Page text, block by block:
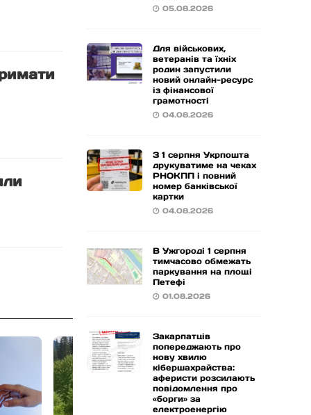
на
05.08.2026
Для військових,
ветеранів та їхніх
родин запустили
новий онлайн-ресурс
із фінансової
грамотності
04.08.2026
З 1 серпня Укрпошта
друкуватиме на чеках
РНОКПП і повний
номер банківської
картки
04.08.2026
В Ужгороді 1 серпня
тимчасово обмежать
паркування на площі
Петефі
01.08.2026
Закарпатців
попереджають про
нову хвилю
кібершахрайства:
аферисти розсилають
повідомлення про
«борги» за
електроенергію